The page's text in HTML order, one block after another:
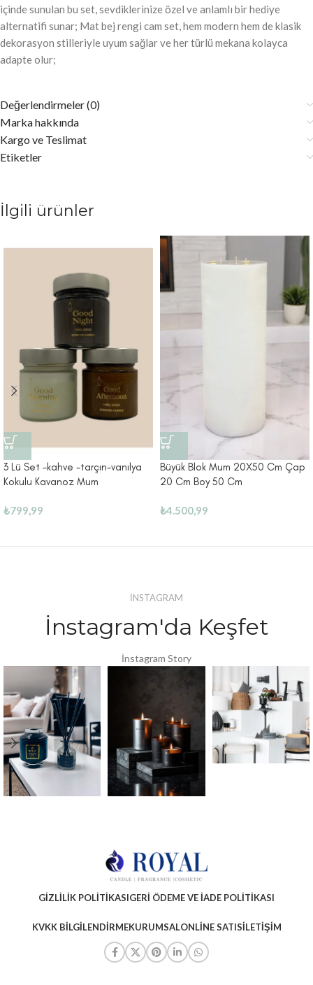
içinde sunulan bu set, sevdiklerinize özel ve anlamlı bir hediye
alternatifi sunar; Mat bej rengi cam set, hem modern hem de klasik
dekorasyon stilleriyle uyum sağlar ve her türlü mekana kolayca
adapte olur;
Değerlendirmeler (0)
Marka hakkında
Kargo ve Teslimat
Etiketler
İlgili ürünler
3 Lü Set -kahve -tarçın-vanılya
Kokulu Kavanoz Mum
₺799,99
Büyük Blok Mum 20X50 Cm Çap
20 Cm Boy 50 Cm
₺4.500,99
İNSTAGRAM
İnstagram'da Keşfet
İnstagram Story
GIZLILIK POLITIKASIGERI ÖDEME VE İADE POLITIKASI
KVKK BILGILENDIRMEKURUMSALONLINE SATISİLETIŞIM